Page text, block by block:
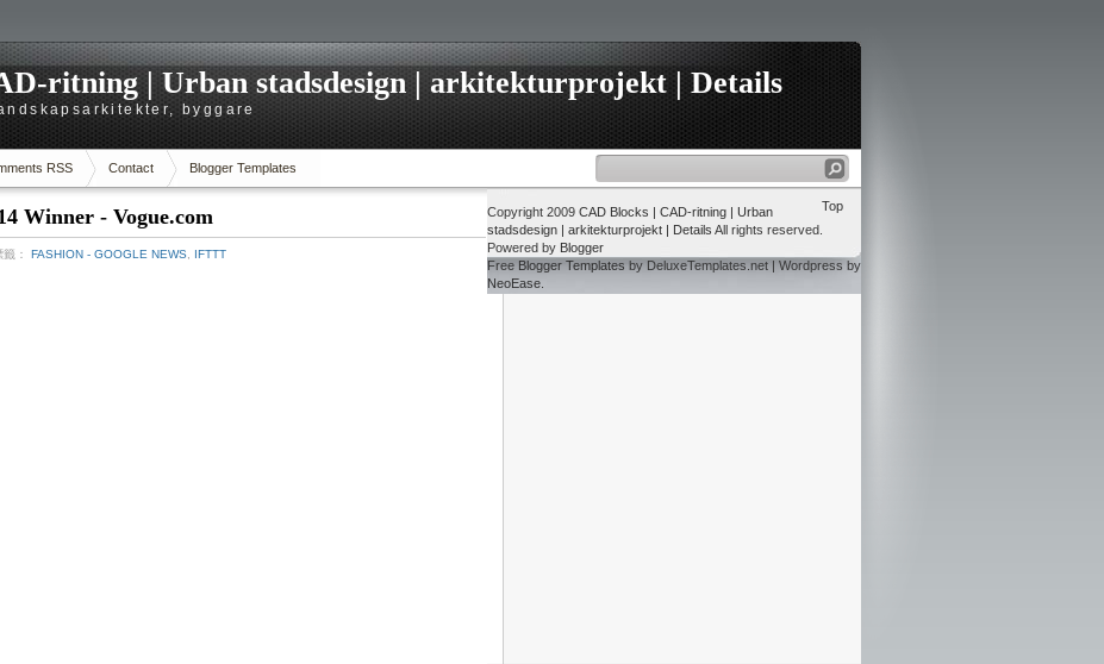
ritning | Urban stadsdesign | arkitekturprojekt | Details
byggare
RSS Contact Blogger Templates
Winner - Vogue.com
籤： FASHION - GOOGLE NEWS IFTTT
Top
Copyright 2009 CAD Blocks | CAD-ritning | Urban
stadsdesign | arkitekturprojekt | Details All rights reserved.
Powered by Blogger
Free Blogger Templates by DeluxeTemplates.net | Wordpress by
NeoEase